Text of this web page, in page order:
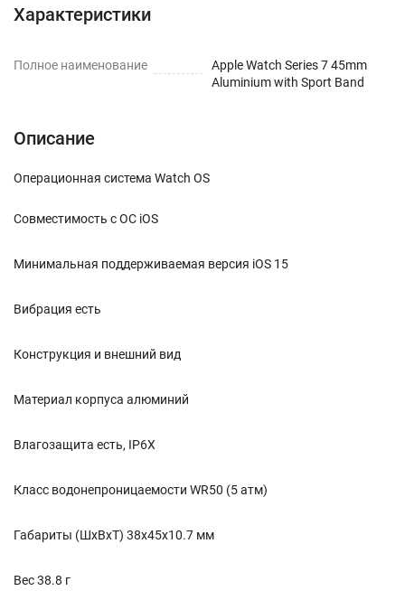
Характеристики
Полное наименование
Apple Watch Series 7 45mm
Aluminium with Sport Band
Описание
Операционная система Watch OS
Совместимость с ОС iOS
Минимальная поддерживаемая версия iOS 15
Вибрация есть
Конструкция и внешний вид
Материал корпуса алюминий
Влагозащита есть, IP6X
Класс водонепроницаемости WR50 (5 атм)
Габариты (ШхВхТ) 38x45x10.7 мм
Вес 38.8 г